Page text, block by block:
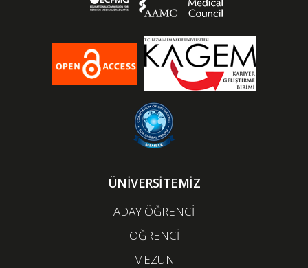
ÜNİVERSİTEMİZ
ADAY ÖĞRENCİ
ÖĞRENCİ
MEZUN